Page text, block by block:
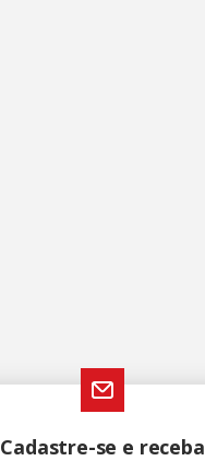
Cadastre-se e receba